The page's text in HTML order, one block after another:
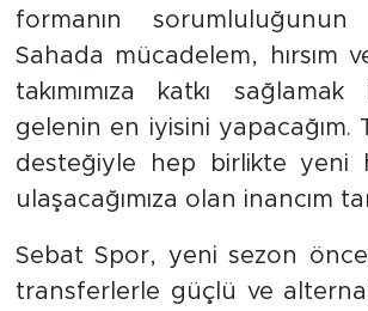
formanın sorumluluğunun
Sahada mücadelem, hırsım
takımımıza katkı
gelenin en iyisini yapacağım.
desteğiyle hep birlikte yeni
ulaşacağımıza olan inancım
Sebat Spor, yeni sezon
transferlerle güçlü ve